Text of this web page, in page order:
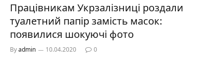
Працівникам Укрзалізниці роздали
туалетний папір замість масок:
появилися шокуючі фото
Byadmin 10.04.2020 0